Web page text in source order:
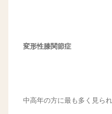
変形性膝関節症
中高年の方に最も多く見られ